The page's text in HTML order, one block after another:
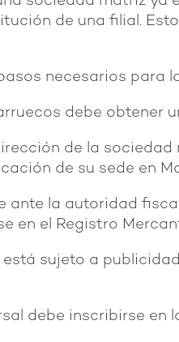
de una filial.
necesarios para
debe
de la
de su sede en
ante la autoridad
en el Registro
sujeto a
debe inscribirse en